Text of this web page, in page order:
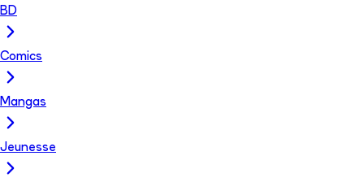
BD
Comics
Mangas
Jeunesse